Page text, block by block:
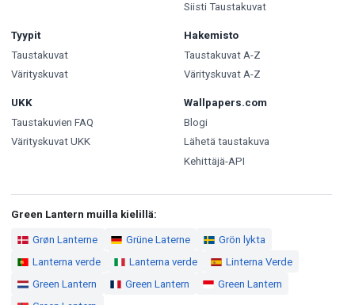
Siisti Taustakuvat
Tyypit
Taustakuvat
Värityskuvat
Hakemisto
Taustakuvat A-Z
Värityskuvat A-Z
UKK
Taustakuvien FAQ
Värityskuvat UKK
Wallpapers.com
Blogi
Lähetä taustakuva
Kehittäjä-API
Green Lantern muilla kielillä:
Grøn Lanterne Grüne Laterne
Grön lykta
Lanterna verde
Lanterna verde
Linterna Verde
Green Lantern
Green Lantern
Green Lantern